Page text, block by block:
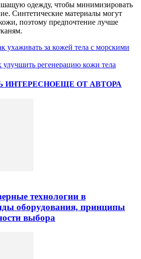
одежду, чтобы минимизировать
Синтетические материалы могут
поэтому предпочтение лучше
ухаживать за кожей тела с морскими
улучшить регенерацию кожи тела
ИНТЕРЕСНОЕЩЕ ОТ АВТОРА
технологии в
оборудования, принципы
выбора